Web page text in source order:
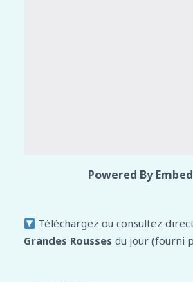
Powered By
Téléchargez ou consultez
Grandes Rousses du jour (fourni